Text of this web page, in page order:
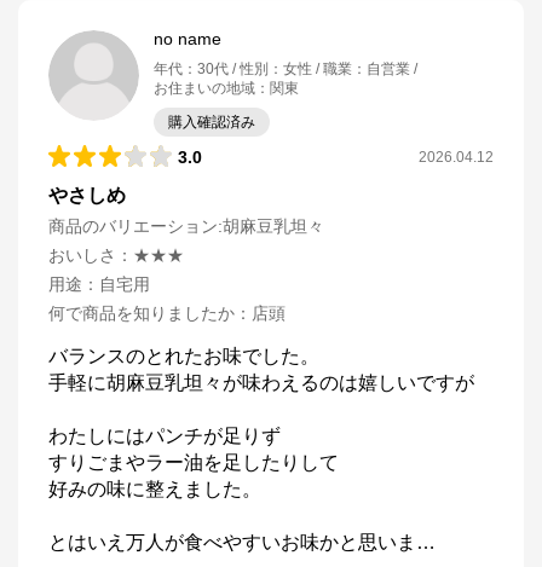
no name
年代 ： 30代 性別 ： 女性 職業 ： 自営業
お住まいの地域 ： 関東
購入確認済み
3.0 2026.04.12
やさしめ
商品のバリエーション:胡麻豆乳坦々
おいしさ ： ★★★
用途 ： 自宅用
何で商品を知りましたか ： 店頭
バランスのとれたお味でした。
手軽に胡麻豆乳坦々が味わえるのは嬉しいですが
わたしにはパンチが足りず
すりごまやラー油を足したりして
好みの味に整えました。
とはいえ万人が食べやすいお味かと思いま …